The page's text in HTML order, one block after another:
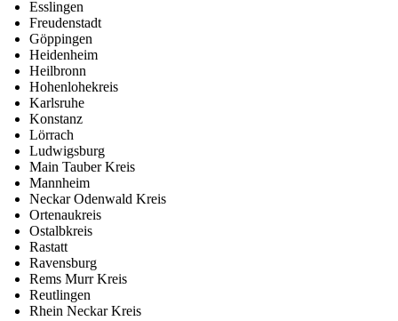
Esslingen
Freudenstadt
Göppingen
Heidenheim
Heilbronn
Hohenlohekreis
Karlsruhe
Konstanz
Lörrach
Ludwigsburg
Main Tauber Kreis
Mannheim
Neckar Odenwald Kreis
Ortenaukreis
Ostalbkreis
Rastatt
Ravensburg
Rems Murr Kreis
Reutlingen
Rhein Neckar Kreis